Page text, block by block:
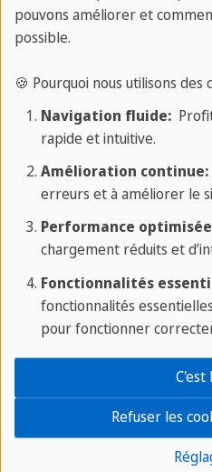
passer une Saint-
projets tels qu'une
Seine, une promenade
avec une vue magnifique
spectacle dans l'un des
émotions fortes, alors le
roses décoratives,
pour passer une Saint-
Nous sommes certains
votre bien-aimé(e), avec
famille, vous vous
aimez cuisiner et que les
nous vous laissons une
pouvons améliorer et
possible.
🍪 Pourquoi nous utilisons des
Navigation fluide:
rapide et intuitive.
Amélioration continue:
erreurs et à améliorer le
Performance
chargement réduits et
Fonctionnalités
fonctionnalités
pour fonctionner
Refuser les
C'est